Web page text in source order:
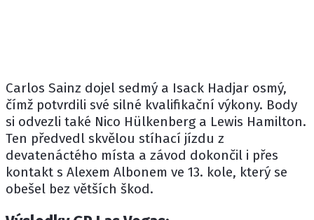
Carlos Sainz dojel sedmý a Isack Hadjar osmý,
čímž potvrdili své silné kvalifikační výkony. Body
si odvezli také Nico Hülkenberg a Lewis Hamilton.
Ten předvedl skvělou stíhací jízdu z
devatenáctého místa a závod dokončil i přes
kontakt s Alexem Albonem ve 13. kole, který se
obešel bez větších škod.